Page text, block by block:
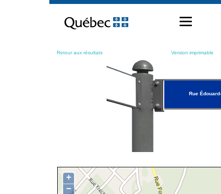
contenu
Retour aux résultats Version imprimable
Rue
+
−